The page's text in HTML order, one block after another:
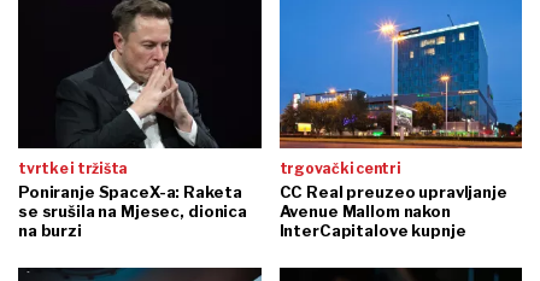
tvrtke i tržišta
Poniranje SpaceX-a: Raketa
se srušila na Mjesec, dionica
na burzi
trgovački centri
CC Real preuzeo upravljanje
Avenue Mallom nakon
InterCapitalove kupnje